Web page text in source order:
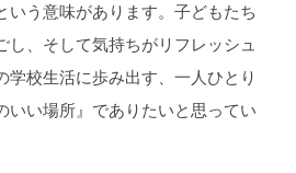
いう意味があります。子どもたち
し、そして気持ちがリフレッシュ
学校生活に歩み出す、一人ひとり
いい場所』でありたいと思ってい